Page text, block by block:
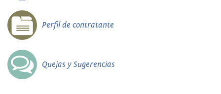
Perfil de contratante
Quejas y Sugerencias